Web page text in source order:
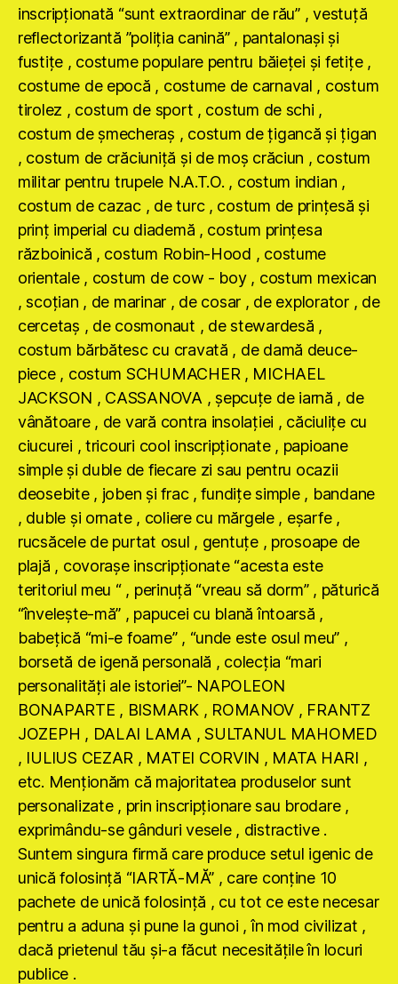
inscripţionată “sunt extraordinar de rău” , vestuţă
reflectorizantă ”poliţia canină” , pantalonaşi şi
fustiţe , costume populare pentru băieţei şi fetiţe ,
costume de epocă , costume de carnaval , costum
tirolez , costum de sport , costum de schi ,
costum de şmecheraş , costum de ţigancă şi ţigan
, costum de crăciuniţă şi de moş crăciun , costum
militar pentru trupele N.A.T.O. , costum indian ,
costum de cazac , de turc , costum de prinţesă şi
prinţ imperial cu diademă , costum prinţesa
războinică , costum Robin-Hood , costume
orientale , costum de cow - boy , costum mexican
, scoţian , de marinar , de cosar , de explorator , de
cercetaş , de cosmonaut , de stewardesă ,
costum bărbătesc cu cravată , de damă deuce-
piece , costum SCHUMACHER , MICHAEL
JACKSON , CASSANOVA , şepcuţe de iarnă , de
vânătoare , de vară contra insolaţiei , căciuliţe cu
ciucurei , tricouri cool inscripţionate , papioane
simple şi duble de fiecare zi sau pentru ocazii
deosebite , joben şi frac , fundiţe simple , bandane
, duble şi ornate , coliere cu mărgele , eşarfe ,
rucsăcele de purtat osul , gentuţe , prosoape de
plajă , covoraşe inscripţionate “acesta este
teritoriul meu “ , perinuţă “vreau să dorm” , păturică
“înveleşte-mă” , papucei cu blană întoarsă ,
babeţică “mi-e foame” , “unde este osul meu” ,
borsetă de igenă personală , colecţia “mari
personalităţi ale istoriei”- NAPOLEON
BONAPARTE , BISMARK , ROMANOV , FRANTZ
JOZEPH , DALAI LAMA , SULTANUL MAHOMED
, IULIUS CEZAR , MATEI CORVIN , MATA HARI ,
etc. Menţionăm că majoritatea produselor sunt
personalizate , prin inscripţionare sau brodare ,
exprimându-se gânduri vesele , distractive .
Suntem singura firmă care produce setul igenic de
unică folosinţă “IARTĂ-MĂ” , care conţine 10
pachete de unică folosinţă , cu tot ce este necesar
pentru a aduna şi pune la gunoi , în mod civilizat ,
dacă prietenul tău şi-a făcut necesităţile în locuri
publice .